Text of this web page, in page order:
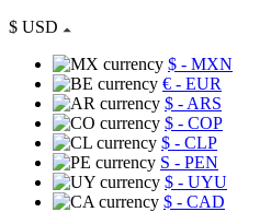
$ USD
$ - MXN
€ - EUR
$ - ARS
$ - COP
$ - CLP
S - PEN
$ - UYU
$ - CAD